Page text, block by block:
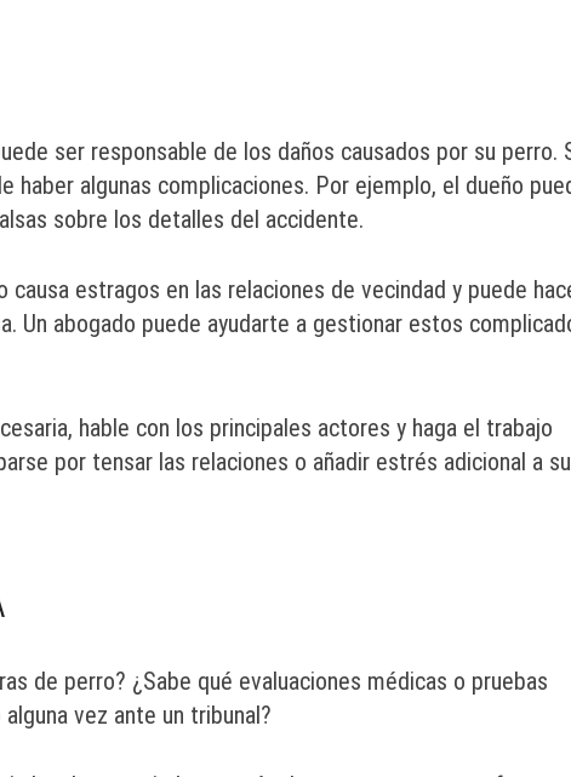
ser responsable de los daños causados por su perro.
haber algunas complicaciones. Por ejemplo, el dueño
sobre los detalles del accidente.
estragos en las relaciones de vecindad y puede
Un abogado puede ayudarte a gestionar estos
hable con los principales actores y haga el trabajo
por tensar las relaciones o añadir estrés adicional a su
de perro? ¿Sabe qué evaluaciones médicas o pruebas
vez ante un tribunal?